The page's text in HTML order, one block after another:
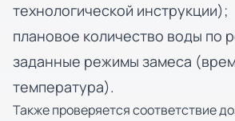
технологической инструкции);
плановое количество воды по
заданные режимы замеса
температура).
Также проверяется соответствие